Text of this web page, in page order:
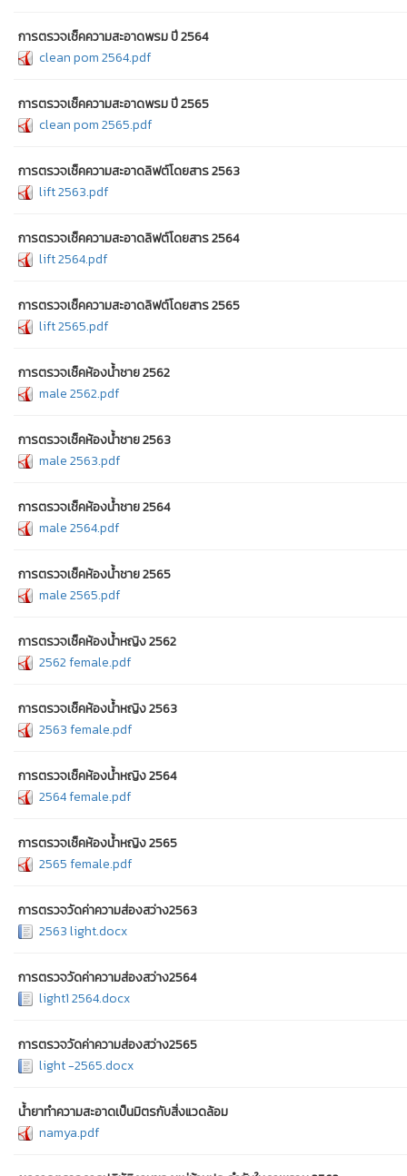
การตรวจเช็คความสะอาดพรม ปี 2564
clean pom 2564.pdf
การตรวจเช็คความสะอาดพรม ปี 2565
clean pom 2565.pdf
การตรวจเช็คความสะอาดลิฟต์โดยสาร 2563
lift 2563.pdf
การตรวจเช็คความสะอาดลิฟต์โดยสาร 2564
lift 2564.pdf
การตรวจเช็คความสะอาดลิฟต์โดยสาร 2565
lift 2565.pdf
การตรวจเช็คห้องน้ำชาย 2562
male 2562.pdf
การตรวจเช็คห้องน้ำชาย 2563
male 2563.pdf
การตรวจเช็คห้องน้ำชาย 2564
male 2564.pdf
การตรวจเช็คห้องน้ำชาย 2565
male 2565.pdf
การตรวจเช็คห้องน้ำหญิง 2562
2562 female.pdf
การตรวจเช็คห้องน้ำหญิง 2563
2563 female.pdf
การตรวจเช็คห้องน้ำหญิง 2564
2564 female.pdf
การตรวจเช็คห้องน้ำหญิง 2565
2565 female.pdf
การตรวจวัดค่าความส่องสว่าง2563
2563 light.docx
การตรวจวัดค่าความส่องสว่าง2564
light1 2564.docx
การตรวจวัดค่าความส่องสว่าง2565
light -2565.docx
น้ำยาทำความสะอาดเป็นมิตรกับสิ่งแวดล้อม
namya.pdf